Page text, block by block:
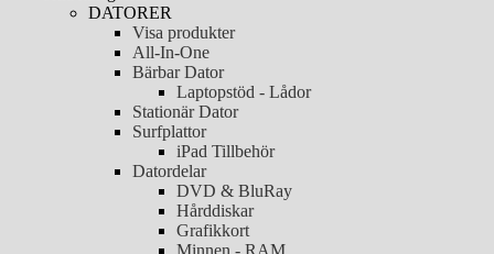
DATORER
Visa produkter
All-In-One
Bärbar Dator
Laptopstöd - Lådor
Stationär Dator
Surfplattor
iPad Tillbehör
Datordelar
DVD & BluRay
Hårddiskar
Grafikkort
Minnen - RAM